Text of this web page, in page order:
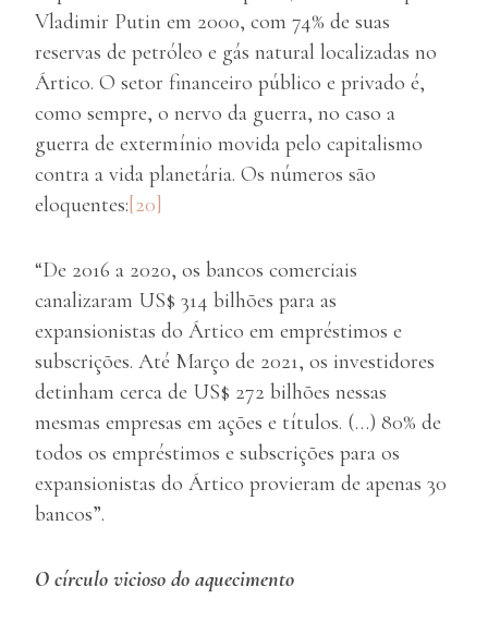
Vladimir Putin em 2000, com 74% de suas
reservas de petróleo e gás natural localizadas no
Ártico. O setor financeiro público e privado é,
como sempre, o nervo da guerra, no caso a
guerra de extermínio movida pelo capitalismo
contra a vida planetária. Os números são
eloquentes:[20]
“De 2016 a 2020, os bancos comerciais
canalizaram US$ 314 bilhões para as
expansionistas do Ártico em empréstimos e
subscrições. Até Março de 2021, os investidores
detinham cerca de US$ 272 bilhões nessas
mesmas empresas em ações e títulos. (…) 80% de
todos os empréstimos e subscrições para os
expansionistas do Ártico provieram de apenas 30
bancos”.
O círculo vicioso do aquecimento